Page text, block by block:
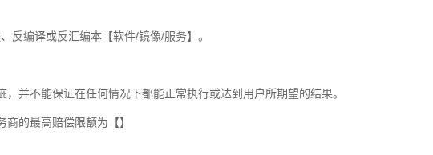
反编译或反汇编本【软件/镜像/服务】。
并不能保证在任何情况下都能正常执行或达到用户所期望的结果。
的最高赔偿限额为【】